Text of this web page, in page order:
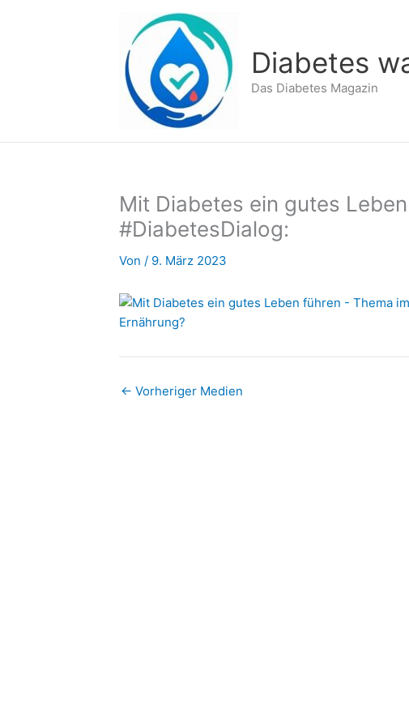
Diabetes
Das Diabetes Magazin
Mit Diabetes ein gutes
#DiabetesDialog:
Von / 9. März 2023
← Vorheriger Medien